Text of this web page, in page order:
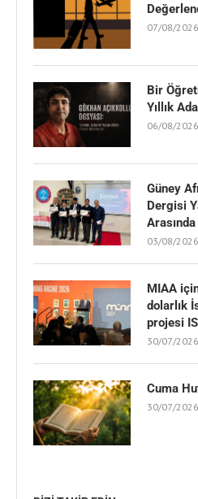
07/08/2026
Bir
Yıllık
06/08/2026
Güney
Dergisi
03/08/2026
MIAA
dolarlık
projesi
30/07/2026
Cuma
30/07/2026